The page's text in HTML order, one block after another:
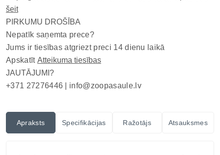
šeit
PIRKUMU DROŠĪBA
Nepatīk saņemta prece?
Jums ir tiesības atgriezt preci 14 dienu laikā
Apskatīt Atteikuma tiesības
JAUTĀJUMI?
+371 27276446 | info@zoopasaule.lv
Apraksts Specifikācijas Ražotājs Atsauksmes